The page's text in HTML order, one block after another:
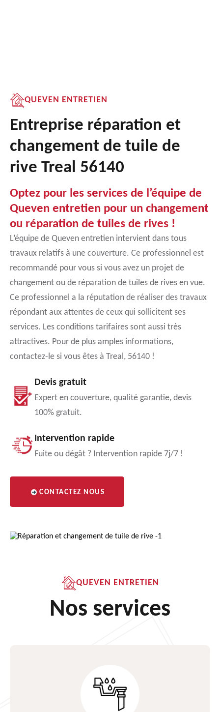
QUEVEN ENTRETIEN
Entreprise réparation et
changement de tuile de
rive Treal 56140
Optez pour les services de l’équipe de
Queven entretien pour un changement
ou réparation de tuiles de rives !
L’équipe de Queven entretien intervient dans tous
travaux relatifs à une couverture. Ce professionnel est
recommandé pour vous si vous avez un projet de
changement ou de réparation de tuiles de rives en vue.
Ce professionnel a la réputation de réaliser des travaux
répondant aux attentes de ceux qui sollicitent ses
services. Les conditions tarifaires sont aussi très
attractives. Pour de plus amples informations,
contactez-le si vous êtes à Treal, 56140 !
Devis gratuit
Expert en couverture, qualité garantie, devis
100% gratuit.
Intervention rapide
Fuite ou dégât ? Intervention rapide 7j/7 !
CONTACTEZ NOUS
QUEVEN ENTRETIEN
Nos services